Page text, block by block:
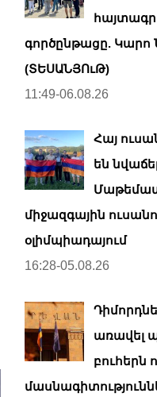
գործընթացը. Կարո
(ՏԵՍԱՆՅՈւԹ)
11:49-06.08.26
Հայ
են
միջազգային
օլիմպիադայում
16:28-05.08.26
առավել
բուհերն